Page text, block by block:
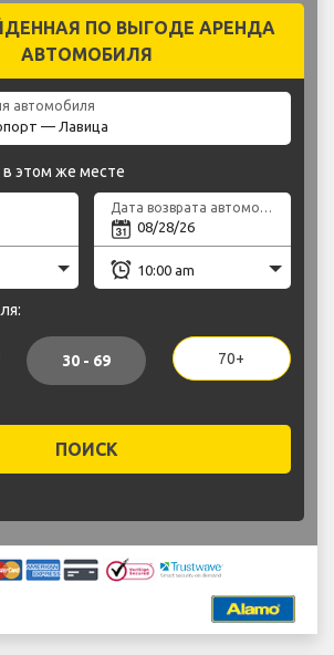
ПО ВЫГОДЕ АРЕНДА
АВТОМОБИЛЯ
автомобиля
в этом же месте
Дата возврата автомобиля
30 - 69 70+
ПОИСК